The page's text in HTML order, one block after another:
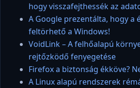
hogy visszafejthessék az
A Google prezentálta, hogy a
feltörhető a Windows!
VoidLink – A felhőalapú
rejtőzködő fenyegetése
Firefox a biztonság ékköve?
A Linux alapú rendszerek